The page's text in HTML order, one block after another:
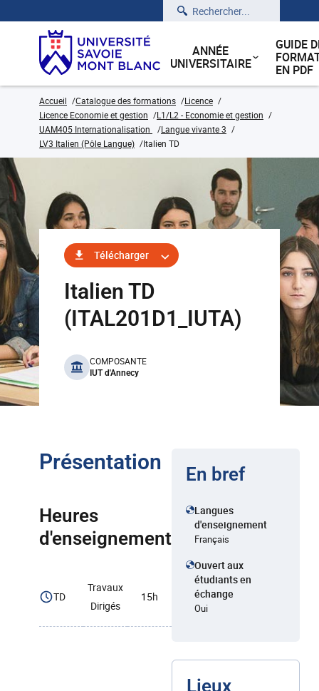
Rechercher
ANNÉE
UNIVERSITAIRE
GUIDE
EN PDF
Accueil Catalogue des formations
Licence
Licence Economie et gestion
L1/L2 - Economie et gestion
UAM405 Internationalisation
Langue vivante 3
LV3 Italien (Pôle Langue)
Italien TD
Télécharger
Italien TD
(ITAL201D1_IUTA)
benefits
COMPOSANTE
IUT d'Annecy
Présentation
Heures
d'enseignement
TD
Travaux
Dirigés
15h
En bref
Langues
d'enseignement
Français
Ouvert aux
étudiants en
échange
Oui
Lieux